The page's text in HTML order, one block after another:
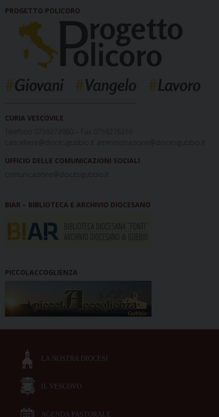
PROGETTO POLICORO
CURIA VESCOVILE
Telefono 0759273980 – Fax 0759276316
cancelliere@diocesigubbio.it amministrazione@diocesigubbio.it
UFFICIO DELLE COMUNICAZIONI SOCIALI
comunicazione@diocesigubbio.it
BIAR – BIBLIOTECA E ARCHIVIO DIOCESANO
PICCOLACCOGLIENZA
LA NOSTRA DIOCESI
IL VESCOVO
AGENDA PASTORALE